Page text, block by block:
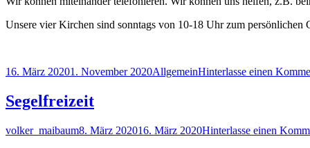
Unsere vier Kirchen sind sonntags von 10-18 Uhr zum persönlichen
Veröffentlicht
16. März 20201. November 2020Kategorien
AllgemeinHinterlasse einen
Segelfreizeit
Autor
volker_maibaumVeröffentlicht
8. März 202016. März 2020Hinterlasse einen